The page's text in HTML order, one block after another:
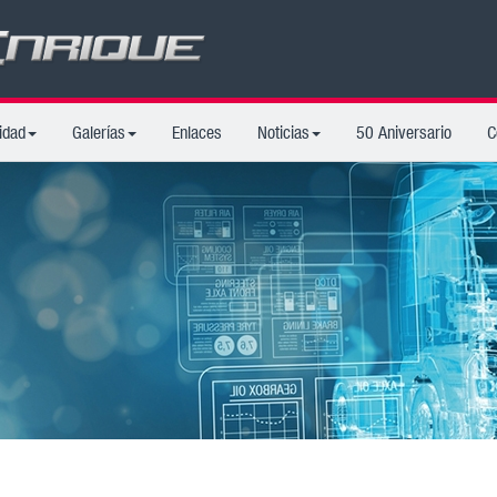
Galerías Enlaces Noticias 50 Aniversario